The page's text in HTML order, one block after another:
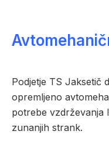
Podjetje TS Jaksetič
opremljeno
potrebe vzdrževanja
zunanjih strank.